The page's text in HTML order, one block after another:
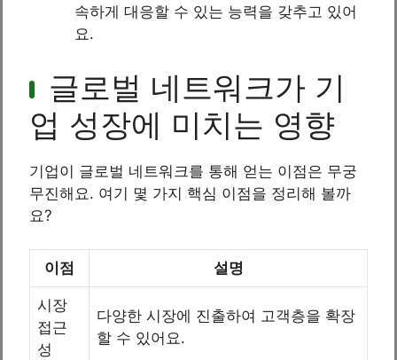
속하게 대응할 수 있는 능력을 갖추고 있어
요.
글로벌 네트워크가 기
업 성장에 미치는 영향
기업이 글로벌 네트워크를 통해 얻는 이점은 무궁
무진해요. 여기 몇 가지 핵심 이점을 정리해 볼까
요?
이점 설명
시장
접근
성
다양한 시장에 진출하여 고객층을 확장
할 수 있어요.